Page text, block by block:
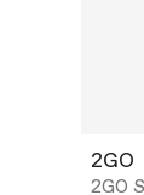
2GO
2GO